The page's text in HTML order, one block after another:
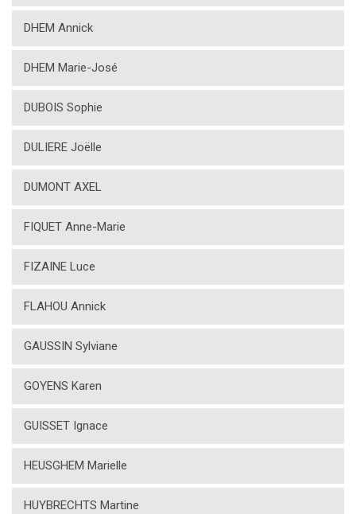
DHEM Annick
DHEM Marie-José
DUBOIS Sophie
DULIERE Joëlle
DUMONT AXEL
FIQUET Anne-Marie
FIZAINE Luce
FLAHOU Annick
GAUSSIN Sylviane
GOYENS Karen
GUISSET Ignace
HEUSGHEM Marielle
HUYBRECHTS Martine